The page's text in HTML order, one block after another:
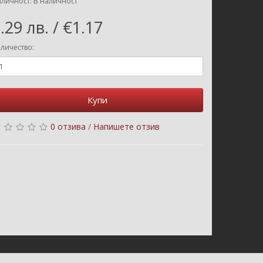
лв. / €1.17
Купи
0 отзива / Напишете отзив